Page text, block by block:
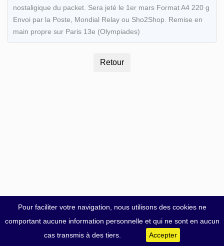
Pour faciliter votre navigation, nous utilisons des cookies ne
comportant aucune information personnelle et qui ne sont en aucun
cas transmis à des tiers.
Accepter
nostaligique du packet. Sera jeté le 1er mars Format A4 220 g
Envoi par la Poste, Mondial Relay ou Sho2Shop. Remise en
main propre sur Paris 13e (Olympiades)